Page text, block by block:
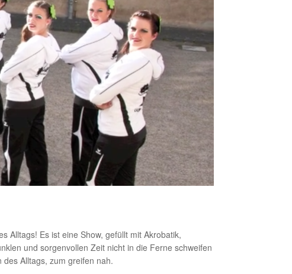
Alltags! Es ist eine Show, gefüllt mit Akrobatik,
und sorgenvollen Zeit nicht in die Ferne schweifen
Alltags, zum greifen nah.